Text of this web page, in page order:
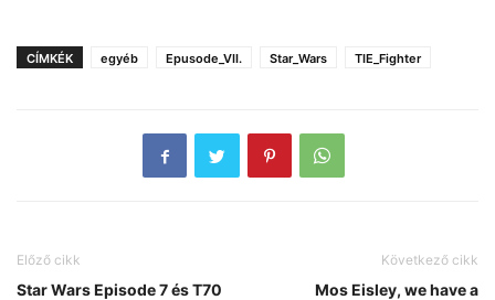
CÍMKÉK egyéb Epusode_VII. Star_Wars TIE_Fighter
Előző cikk
Star Wars Episode 7 és T70
Következő cikk
Mos Eisley, we have a